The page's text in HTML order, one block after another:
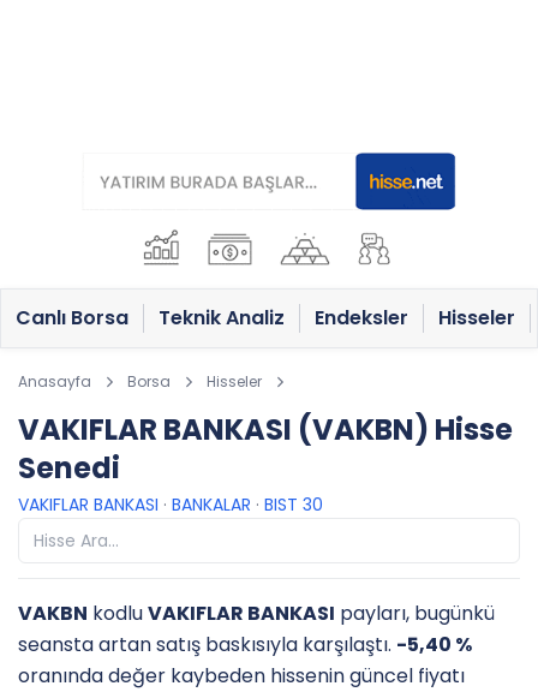
Canlı Borsa Teknik Analiz Endeksler Hisseler
Anasayfa Borsa Hisseler
VAKIFLAR BANKASI (VAKBN) Hisse
Senedi
VAKIFLAR BANKASI · BANKALAR · BIST 30
VAKBN kodluVAKIFLAR BANKASI payları, bugünkü
seansta artan satış baskısıyla karşılaştı. -5,40 %
oranında değer kaybeden hissenin güncel fiyatı